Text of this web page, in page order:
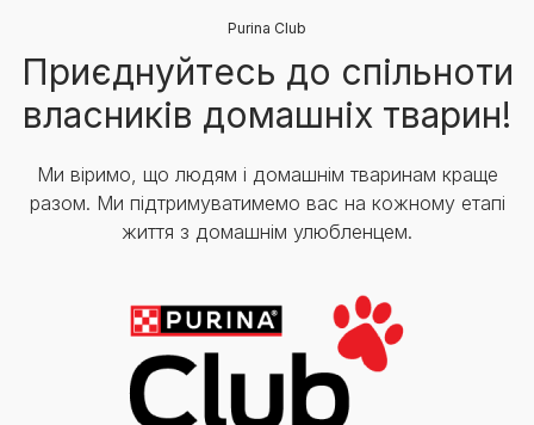
Purina Club
Приєднуйтесь до спільноти
власників домашніх тварин!
Ми віримо, що людям і домашнім тваринам краще
разом. Ми підтримуватимемо вас на кожному етапі
життя з домашнім улюбленцем.